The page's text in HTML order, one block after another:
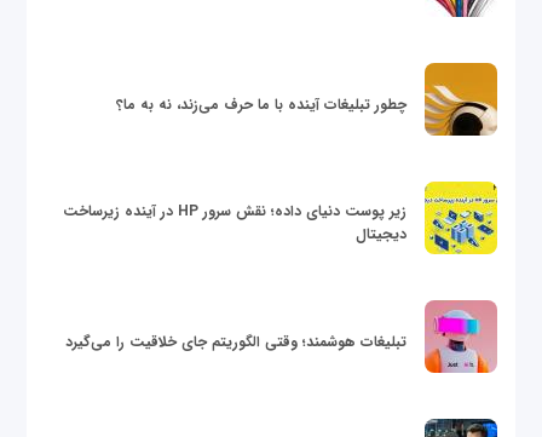
چطور تبلیغات آینده با ما حرف می‌زند، نه به ما؟
زیر پوست دنیای داده؛ نقش سرور HP در آینده زیرساخت
دیجیتال
تبلیغات هوشمند؛ وقتی الگوریتم جای خلاقیت را می‌گیرد